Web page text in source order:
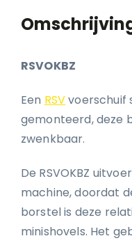
RSVOKBZ
Een RSVvoerschuif
gemonteerd, deze
zwenkbaar.
De RSVOKBZ
machine, doordat
borstel is deze
minishovels. Het